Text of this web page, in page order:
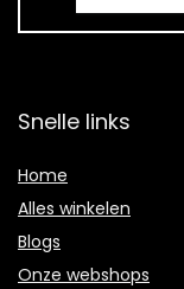
Snelle links
Home
Alles winkelen
Blogs
Onze webshops